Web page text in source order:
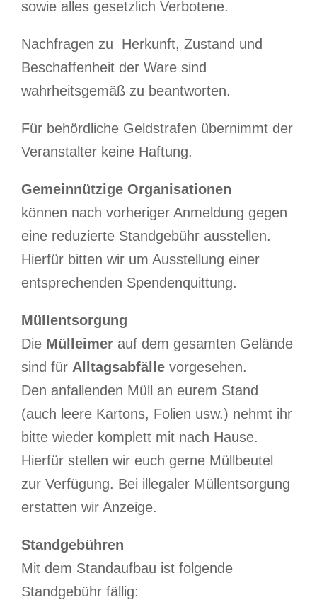
sowie alles gesetzlich Verbotene.
Nachfragen zu Herkunft, Zustand und
Beschaffenheit der Ware sind
wahrheitsgemäß zu beantworten.
Für behördliche Geldstrafen übernimmt der
Veranstalter keine Haftung.
Gemeinnützige Organisationen
können nach vorheriger Anmeldung gegen
eine reduzierte Standgebühr ausstellen.
Hierfür bitten wir um Ausstellung einer
entsprechenden Spendenquittung.
Müllentsorgung
Die Mülleimer auf dem gesamten Gelände
sind für Alltagsabfälle vorgesehen.
Den anfallenden Müll an eurem Stand
(auch leere Kartons, Folien usw.) nehmt ihr
bitte wieder komplett mit nach Hause.
Hierfür stellen wir euch gerne Müllbeutel
zur Verfügung. Bei illegaler Müllentsorgung
erstatten wir Anzeige.
Standgebühren
Mit dem Standaufbau ist folgende
Standgebühr fällig: